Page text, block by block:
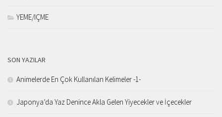
YEME/IÇME
SON YAZILAR
Animelerde En Çok Kullanılan Kelimeler -1-
Japonya’da Yaz Denince Akla Gelen Yiyecekler ve İçecekler